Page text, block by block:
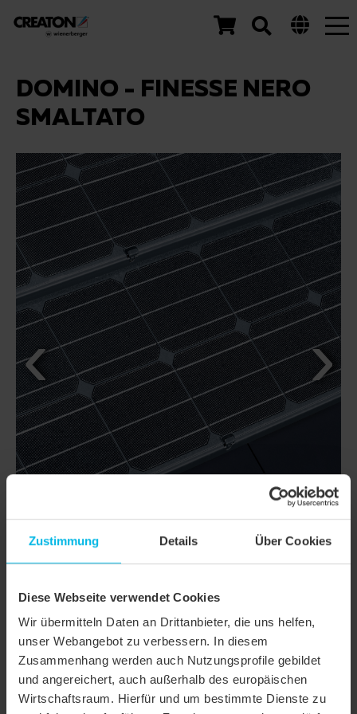
Zustimmung Details Über Cookies
Diese Webseite verwendet Cookies
Wir übermitteln Daten an Drittanbieter, die uns helfen,
unser Webangebot zu verbessern. In diesem
Zusammenhang werden auch Nutzungsprofile gebildet
und angereichert, auch außerhalb des europäischen
Wirtschaftsraum. Hierfür und um bestimmte Dienste zu
DOMINO - FINESSE NERO
SMALTATO
CLASSI DOMINO
Famiglia di prodotto Tegola liscia
Gruppo prodotto Tegole